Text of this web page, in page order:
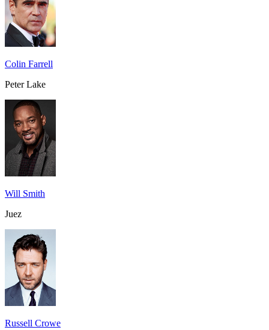
Colin Farrell
Peter Lake
Will Smith
Juez
Russell Crowe